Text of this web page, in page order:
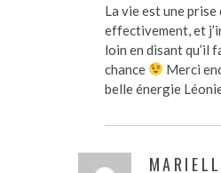
La vie est une prise
effectivement, et
loin en disant qu’il
chance
Merci
belle énergie